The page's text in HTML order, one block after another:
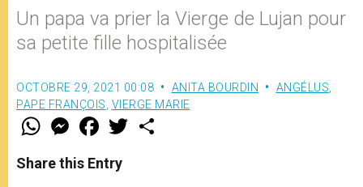
Un papa va prier la Vierge de Lujan pour
sa petite fille hospitalisée
OCTOBRE 29, 2021 00:08 ANITA BOURDIN ANGÉLUS
PAPE FRANÇOIS VIERGE MARIE
W
t
s
M
e
s
e
F
a
e
b
w
Share this Entry